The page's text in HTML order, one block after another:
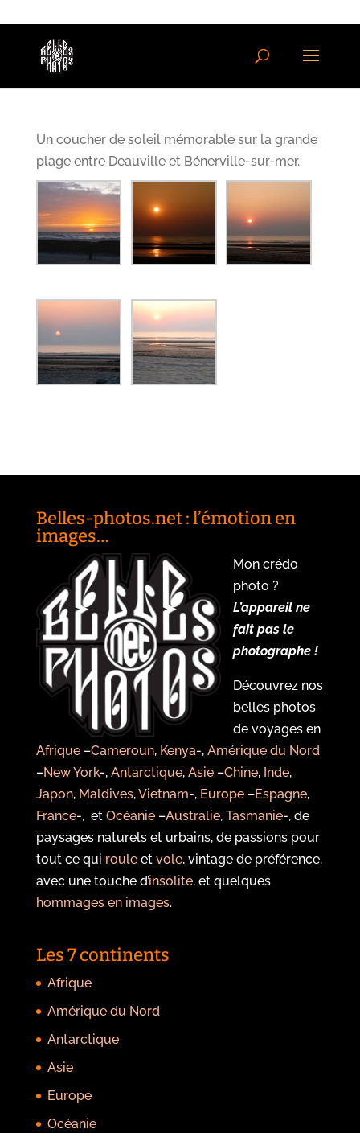
Un coucher de soleil mémorable sur la grande
plage entre Deauville et Bénerville-sur-mer.
Belles-photos.net : l’émotion en
images…
Mon crédo
photo ?
L’appareil ne
fait pas le
photographe !
Découvrez nos
belles photos
de voyages en
Afrique–Cameroun, Kenya-, Amérique du Nord
–New York-, Antarctique, Asie–Chine, Inde,
Japon, Maldives,Vietnam-, Europe–Espagne,
France-, et Océanie–Australie, Tasmanie-, de
paysages naturels et urbains, de passions pour
tout ce qui rouleet vole, vintage de préférence,
avec une touche d’insolite, et quelques
hommages en images.
Les 7 continents
Afrique
Amérique du Nord
Antarctique
Asie
Europe
Océanie